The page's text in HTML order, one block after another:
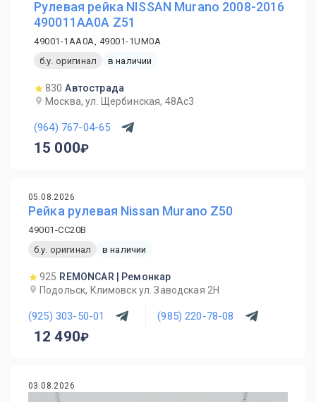
Рулевая рейка NISSAN Murano 2008-2016
490011AA0A Z51
49001-1AA0A, 49001-1UM0A
б.у. оригинал
в наличии
830 Автострада
Москва, ул. Щербинская, 48Ас3
(964) 767-04-65
15 000
05.08.2026
Рейка рулевая Nissan Murano Z50
49001-CC20B
б.у. оригинал
в наличии
925 REMONCAR | Ремонкар
Подольск, Климовск ул. Заводская 2Н
(925) 303-50-01 (985) 220-78-08
12 490
03.08.2026